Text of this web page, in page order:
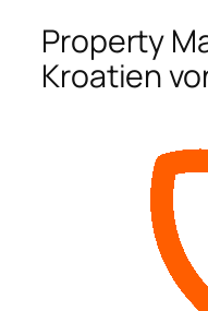
Property
Kroatien